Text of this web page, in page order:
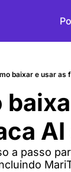
baixar e usar as
a passo